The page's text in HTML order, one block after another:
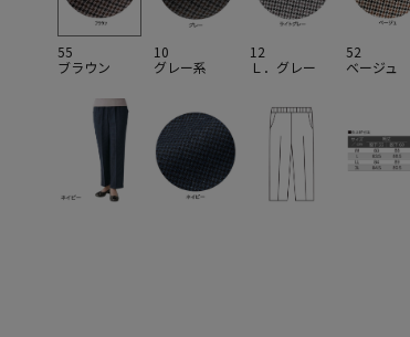
55
ブラウン
10
グレー系
12
Ｌ．グレー
52
ベージュ